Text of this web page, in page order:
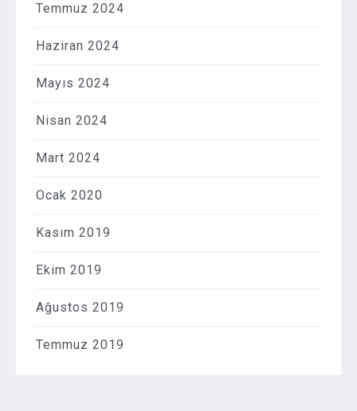
Temmuz 2024
Haziran 2024
Mayıs 2024
Nisan 2024
Mart 2024
Ocak 2020
Kasım 2019
Ekim 2019
Ağustos 2019
Temmuz 2019